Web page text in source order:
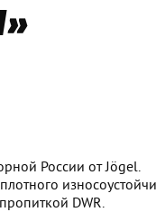
России от Jögel.
DWR.